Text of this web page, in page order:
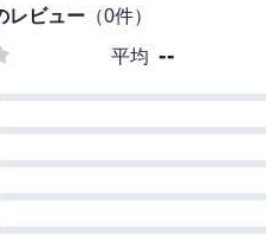
ハルちゃんを
たくなる猫好き必読コミックエ
レビュー （0件）
平均 --